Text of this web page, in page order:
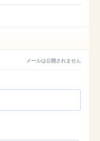
メールは公開されません